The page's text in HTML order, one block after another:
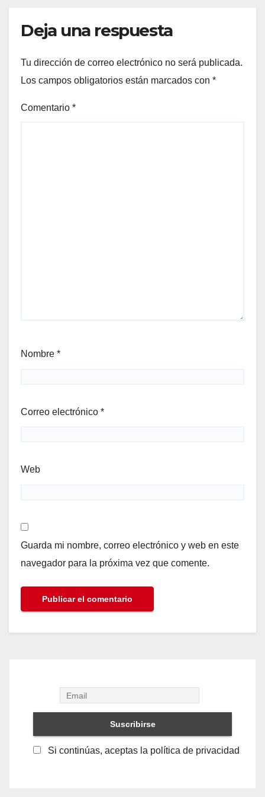
Deja una respuesta
Tu dirección de correo electrónico no será publicada.
Los campos obligatorios están marcados con *
Comentario *
Nombre *
Correo electrónico *
Web
Guarda mi nombre, correo electrónico y web en este
navegador para la próxima vez que comente.
Si continúas, aceptas la política de privacidad